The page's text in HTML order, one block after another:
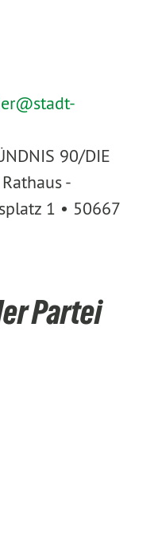
stadt-
90/DIE
-
1 • 50667
Partei